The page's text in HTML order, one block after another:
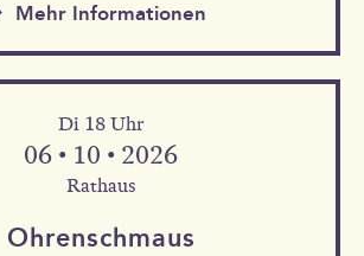
Mehr Informationen
Mehr Informationen
Di 18 Uhr
06 • 10 • 2026
Rathaus
Ohren­schmaus